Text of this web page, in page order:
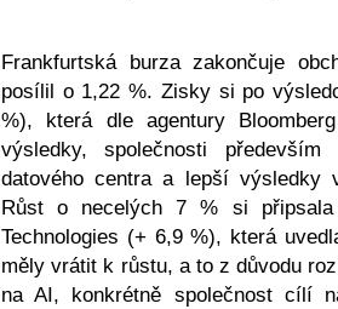
Frankfurtská burza zakončuje
posílil o 1,22 %. Zisky si po
%), která dle agentury
výsledky, společnosti
datového centra a lepší výsledky
Růst o necelých 7 % si připsala
Technologies (+ 6,9 %), která
měly vrátit k růstu, a to z důvodu
na AI, konkrétně společnost cílí